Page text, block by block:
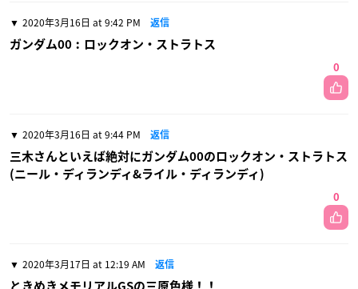
2020年3月16日 at 9:42 PM 返信
ガンダム00︰ロックオン・ストラトス
0
2020年3月16日 at 9:44 PM 返信
三木さんといえば絶対にガンダム00のロックオン・ストラトス
(ニール・ディランディ&ライル・ディランディ)
0
2020年3月17日 at 12:19 AM 返信
ときめきメモリアルGSの三原色様！！